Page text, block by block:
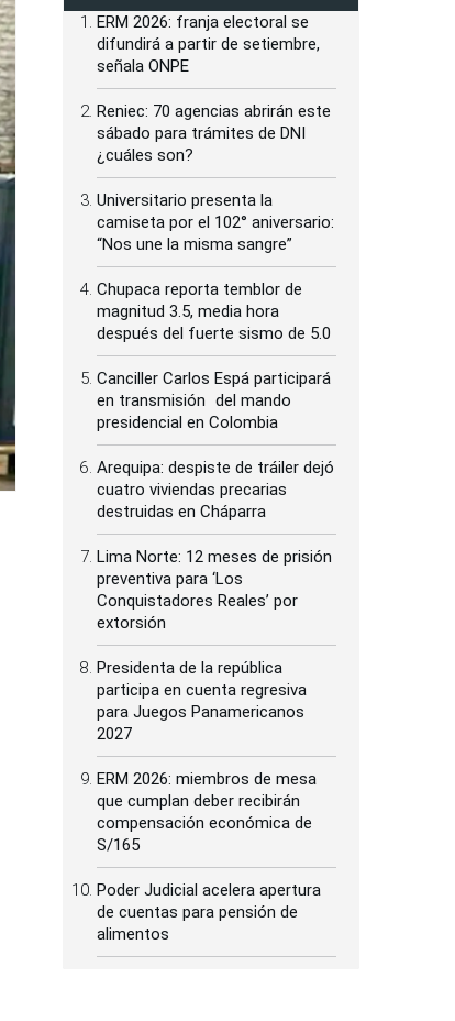
ERM 2026: franja electoral se
difundirá a partir de setiembre,
señala ONPE
Reniec: 70 agencias abrirán este
sábado para trámites de DNI
¿cuáles son?
Universitario presenta la
camiseta por el 102° aniversario:
“Nos une la misma sangre”
Chupaca reporta temblor de
magnitud 3.5, media hora
después del fuerte sismo de 5.0
Canciller Carlos Espá participará
en transmisión del mando
presidencial en Colombia
Arequipa: despiste de tráiler dejó
cuatro viviendas precarias
destruidas en Cháparra
Lima Norte: 12 meses de prisión
preventiva para ‘Los
Conquistadores Reales’ por
extorsión
Presidenta de la república
participa en cuenta regresiva
para Juegos Panamericanos
2027
ERM 2026: miembros de mesa
que cumplan deber recibirán
compensación económica de
S/165
Poder Judicial acelera apertura
de cuentas para pensión de
alimentos